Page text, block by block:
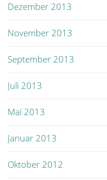
Dezember 2013
November 2013
September 2013
Juli 2013
Mai 2013
Januar 2013
Oktober 2012